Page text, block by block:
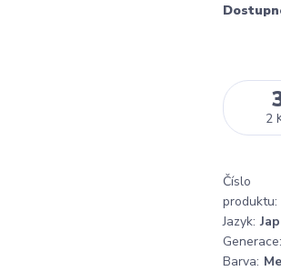
2
Číslo
produktu:
Jazyk:
Generace:
Barva: